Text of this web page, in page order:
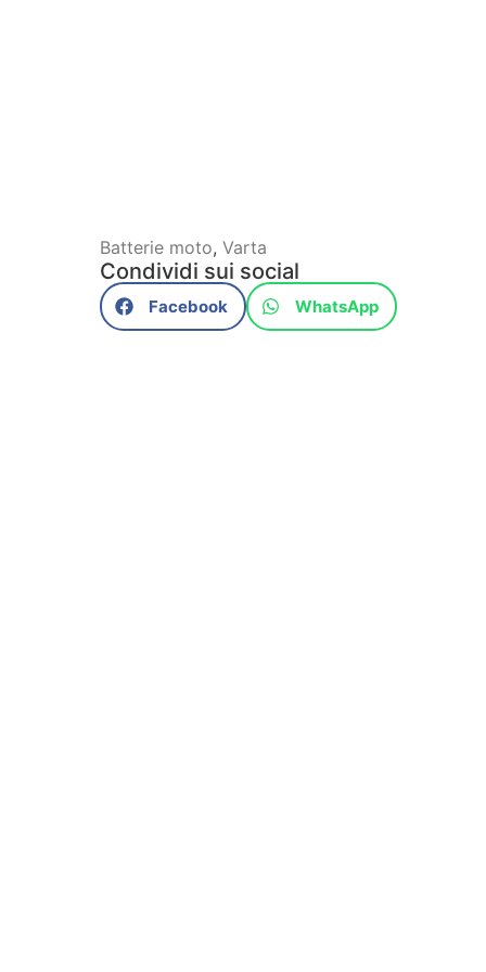
Batterie moto, Varta
Condividi sui social
Facebook WhatsApp